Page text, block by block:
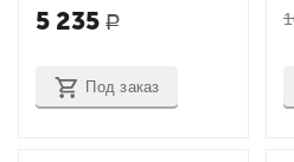
(50х70х2шт)
5 235 Р
Под заказ